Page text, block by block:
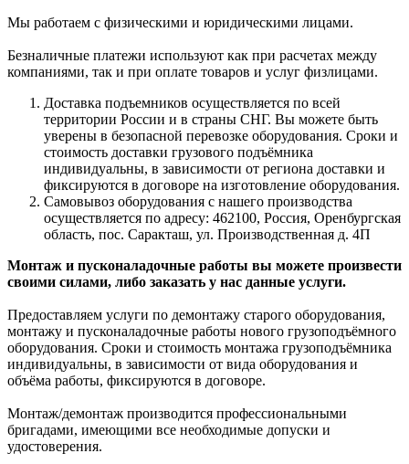
Мы работаем с физическими и юридическими лицами.
Безналичные платежи используют как при расчетах между
компаниями, так и при оплате товаров и услуг физлицами.
Доставка подъемников осуществляется по всей
территории России и в страны СНГ. Вы можете быть
уверены в безопасной перевозке оборудования. Сроки и
стоимость доставки грузового подъёмника
индивидуальны, в зависимости от региона доставки и
фиксируются в договоре на изготовление оборудования.
Самовывоз оборудования с нашего производства
осуществляется по адресу: 462100, Россия, Оренбургская
область, пос. Саракташ, ул. Производственная д. 4П
Монтаж и пусконаладочные работы вы можете произвести
своими силами, либо заказать у нас данные услуги.
Предоставляем услуги по демонтажу старого оборудования,
монтажу и пусконаладочные работы нового грузоподъёмного
оборудования. Сроки и стоимость монтажа грузоподъёмника
индивидуальны, в зависимости от вида оборудования и
объёма работы, фиксируются в договоре.
Монтаж/демонтаж производится профессиональными
бригадами, имеющими все необходимые допуски и
удостоверения.